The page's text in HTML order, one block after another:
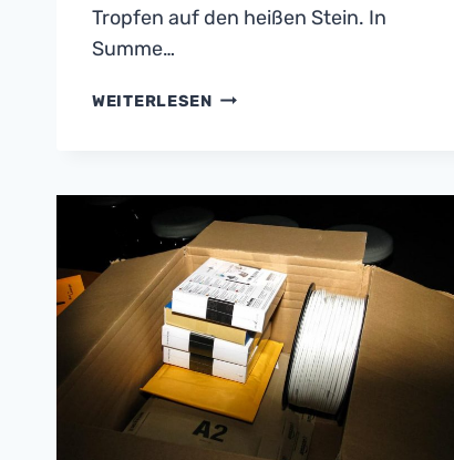
Tropfen auf den heißen Stein. In
Summe…
WEITERLESENOHNE
–
DIE
KIRCHENSTEUER…